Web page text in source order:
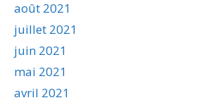
août 2021
juillet 2021
juin 2021
mai 2021
avril 2021